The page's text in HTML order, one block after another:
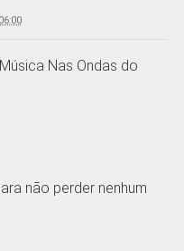
Nas Ondas do
não perder nenhum